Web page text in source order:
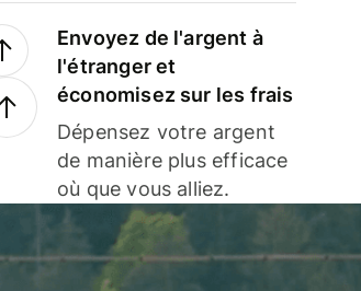
Envoyez de l'argent à
l'étranger et
économisez sur les frais
Dépensez votre argent
de manière plus efficace
où que vous alliez.